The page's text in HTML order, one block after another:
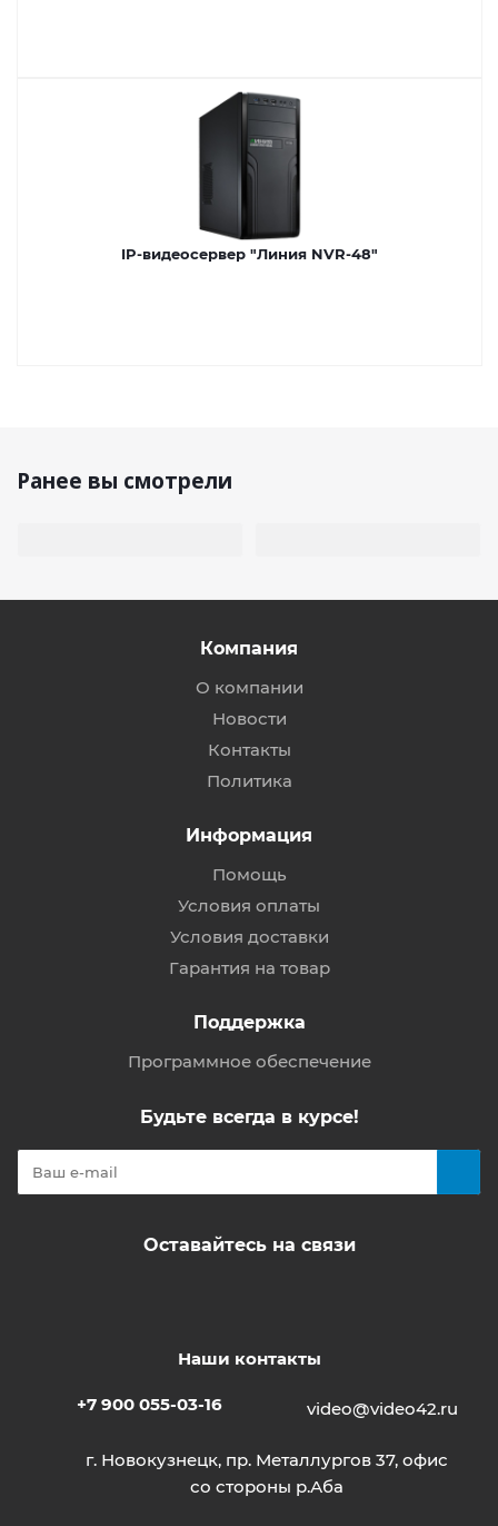
IP-видеосервер "Линия NVR-48"
Ранее вы смотрели
Компания
О компании
Новости
Контакты
Политика
Информация
Помощь
Условия оплаты
Условия доставки
Гарантия на товар
Поддержка
Программное обеспечение
Будьте всегда в курсе!
Оставайтесь на связи
Наши контакты
+7 900 055-03-16 video@video42.ru
г. Новокузнецк, пр. Металлургов 37, офис
со стороны р.Аба